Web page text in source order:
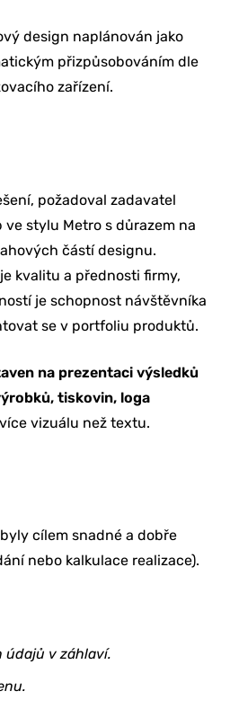
design naplánován jako
přizpůsobováním dle
zařízení.
požadoval zadavatel
stylu Metro s důrazem na
částí designu.
kvalitu a přednosti firmy,
je schopnost návštěvníka
se v portfoliu produktů.
na prezentaci výsledků
tiskovin, loga
vizuálu než textu.
cílem snadné a dobře
nebo kalkulace realizace).
údajů v záhlaví.